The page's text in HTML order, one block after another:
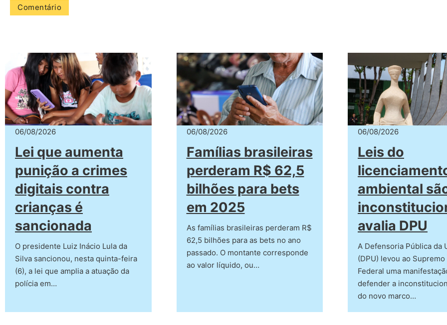
06/08/2026
Lei que aumenta
punição a crimes
digitais contra
crianças é
sancionada
O presidente Luiz Inácio Lula da
Silva sancionou, nesta quinta-feira
(6), a lei que amplia a atuação da
polícia em…
06/08/2026
Famílias brasileiras
perderam R$ 62,5
bilhões para bets
em 2025
As famílias brasileiras perderam R$
62,5 bilhões para as bets no ano
passado. O montante corresponde
ao valor líquido, ou…
06/08/2026
Leis do
ambiental
avalia DPU
A Defensoria Pública da
(DPU) levou ao
Federal uma
defender a
do novo marco…